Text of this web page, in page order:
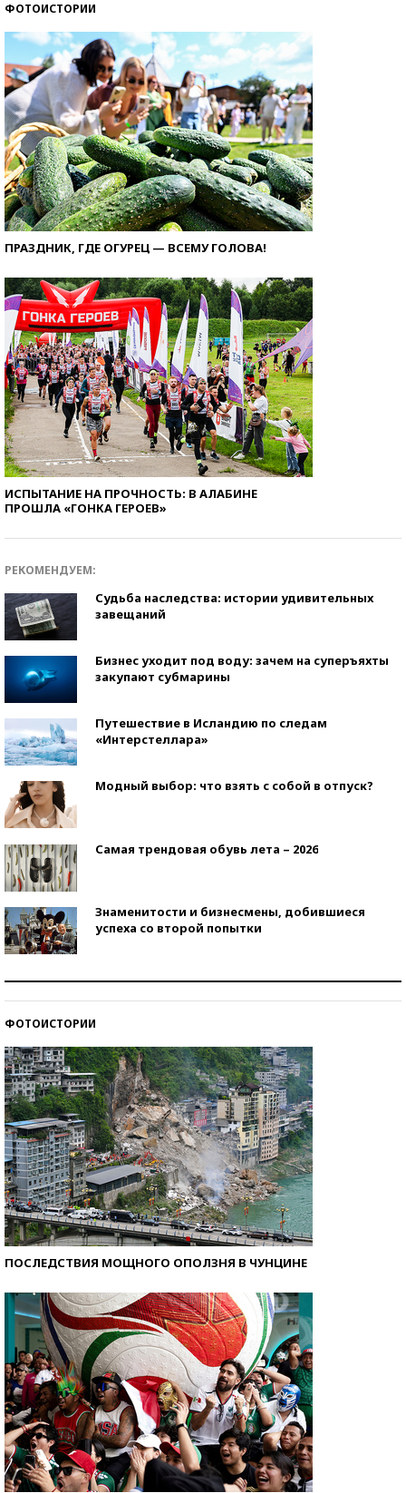
ФОТОИСТОРИИ
ПРАЗДНИК, ГДЕ ОГУРЕЦ — ВСЕМУ ГОЛОВА!
ИСПЫТАНИЕ НА ПРОЧНОСТЬ: В АЛАБИНЕ
ПРОШЛА «ГОНКА ГЕРОЕВ»
РЕКОМЕНДУЕМ:
Судьба наследства: истории удивительных
завещаний
Бизнес уходит под воду: зачем на суперъяхты
закупают субмарины
Путешествие в Исландию по следам
«Интерстеллара»
Модный выбор: что взять с собой в отпуск?
Самая трендовая обувь лета – 2026
Знаменитости и бизнесмены, добившиеся
успеха со второй попытки
ФОТОИСТОРИИ
ПОСЛЕДСТВИЯ МОЩНОГО ОПОЛЗНЯ В ЧУНЦИНЕ